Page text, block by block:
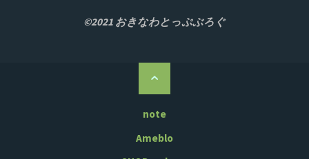
©2021 おきなわとっぷぶろぐ
note
Ameblo
ト
ッ
プ
に